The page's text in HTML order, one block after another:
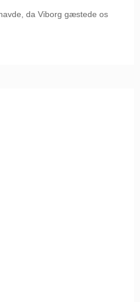
da Viborg gæstede os